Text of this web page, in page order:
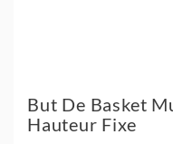
But De Basket
Hauteur Fixe